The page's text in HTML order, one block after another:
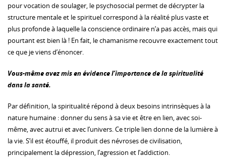
pour vocation de soulager, le psychosocial permet de décrypter la
structure mentale et le spirituel correspond à la réalité plus vaste et
plus profonde à laquelle la conscience ordinaire n’a pas accès, mais qui
pourtant est bien là ! En fait, le chamanisme recouvre exactement tout
ce que je viens d’énoncer.
Vous-même avez mis en évidence l’importance de la spiritualité
dans la santé.
Par définition, la spiritualité répond à deux besoins intrinsèques à la
nature humaine : donner du sens à sa vie et être en lien, avec soi-
même, avec autrui et avec l’univers. Ce triple lien donne de la lumière à
la vie. S’il est étouffé, il produit des névroses de civilisation,
principalement la dépression, l’agression et l’addiction.